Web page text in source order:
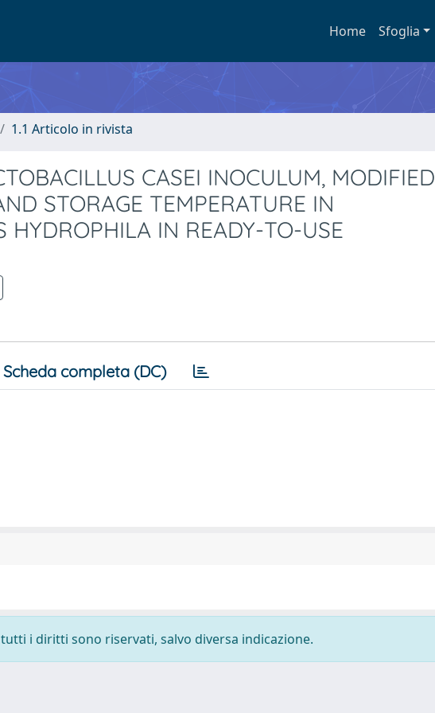
Home Sfoglia
1.1 Articolo in rivista
CASEI INOCULUM, MODIFIED
STORAGE TEMPERATURE IN
HYDROPHILA IN READY-TO-USE
Scheda completa (DC)
i diritti sono riservati, salvo diversa indicazione.